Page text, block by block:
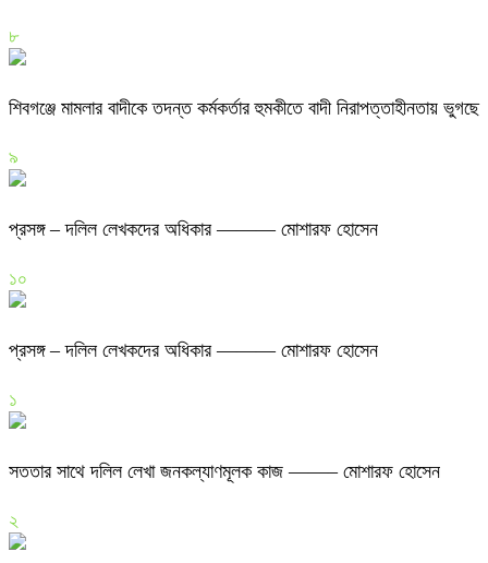
৮
শিবগঞ্জে মামলার বাদীকে তদন্ত কর্মকর্তার হুমকীতে বাদী নিরাপত্তাহীনতায় ভুগছে
৯
প্রসঙ্গ – দলিল লেখকদের অধিকার ——— মোশারফ হোসেন
১০
প্রসঙ্গ – দলিল লেখকদের অধিকার ——— মোশারফ হোসেন
১
সততার সাথে দলিল লেখা জনকল্যাণমূলক কাজ ——– মোশারফ হোসেন
২